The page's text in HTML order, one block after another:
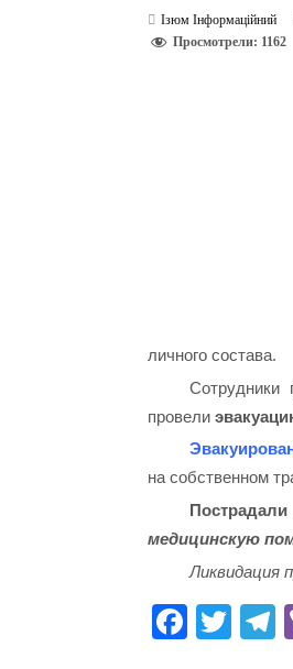
Ізюм Інформаційний
Просмотрели: 1162
личного состава.
провели
на собственном
медицинскую
Ликвидация
Fa T